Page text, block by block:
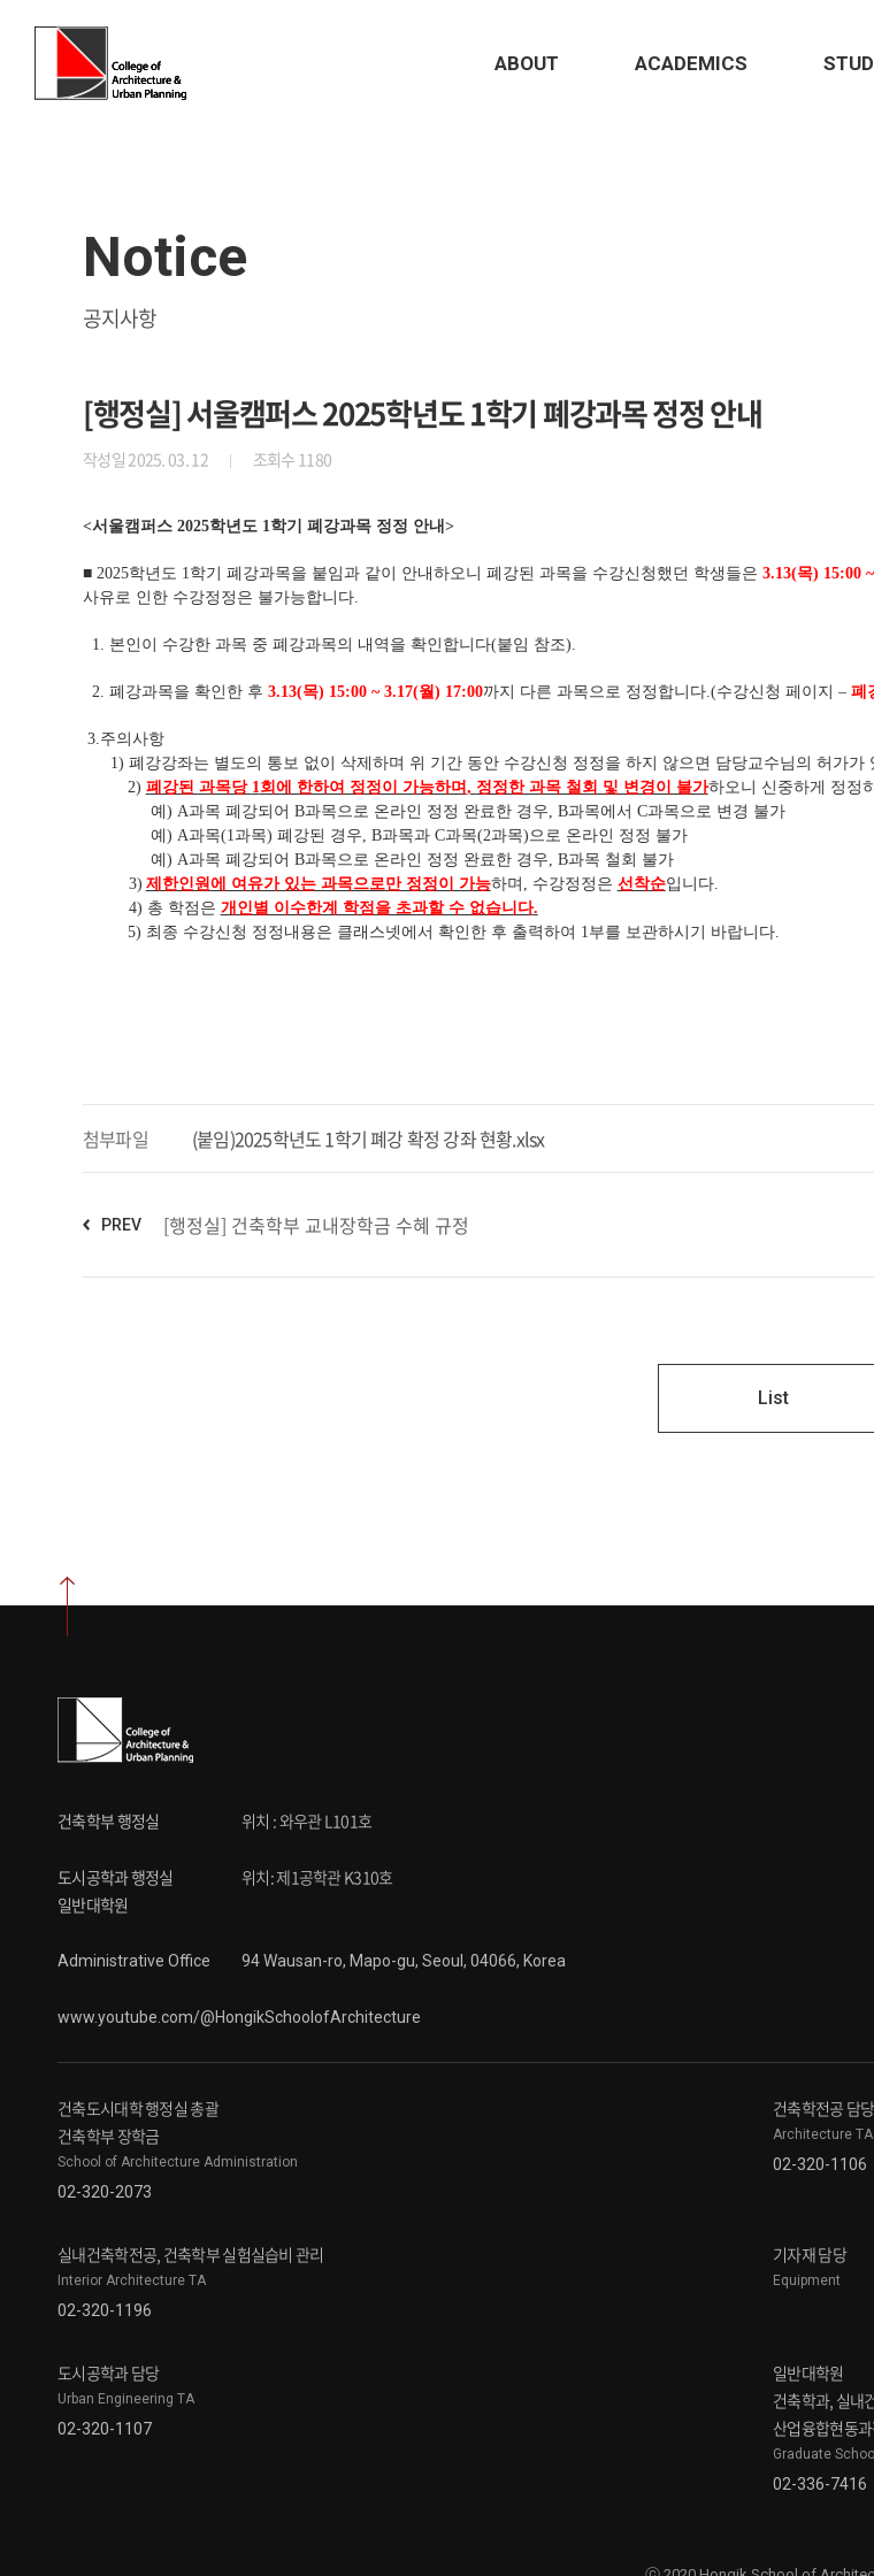
ABOUT ACADEMICS
Notice
공지사항
[행정실] 서울캠퍼스 2025학년도 1학기 폐강과목 정정 안내
작성일 2025. 03. 12 조회수 1180
<서울캠퍼스 2025학년도 1학기 폐강과목 정정 안내 >
■ 2025학년도 1학기 폐강과목을 붙임과 같이 안내하오니 폐강된 과목을 수강신청했던 학생들은 3.13(목) 15:00
사유로 인한 수강정정은 불가능합니다.
1. 본인이 수강한 과목 중 폐강과목의 내역을 확인합니다(붙임 참조).
2. 폐강과목을 확인한 후 3.13(목) 15:00 ~ 3.17(월) 17:00까지 다른 과목으로 정정합니다.(수강신청 페이지 – 폐
3.주의사항
1) 폐강강좌는 별도의 통보 없이 삭제하며 위 기간 동안 수강신청 정정을 하지 않으면 담당교수님의 허가
2) 폐강된 과목당 1회에 한하여 정정이 가능하며 , 정정한 과목 철회 및 변경이 불가하오니 신중하게 정정
예) A과목 폐강되어B과목으로 온라인 정정 완료한 경우, B과목에서C과목으로 변경 불가
예) A과목(1과목)폐강된 경우, B과목과C과목(2과목)으로 온라인 정정 불가
예) A과목 폐강되어B과목으로 온라인 정정 완료한 경우, B과목 철회 불가
3) 제한인원에 여유가 있는 과목으로만 정정이 가능하며 , 수강정정은 선착순입니다.
4) 총 학점은 개인별 이수한계 학점을 초과할 수 없습니다.
5) 최종 수강신청 정정내용은 클래스넷에서 확인한 후 출력하여 1부를 보관하시기 바랍니다.
첨부파일 (붙임)2025학년도 1학기 폐강 확정 강좌 현황.xlsx
PREV [행정실] 건축학부 교내장학금 수혜 규정
List
건축학부 행정실 위치 : 와우관 L101호
도시공학과 행정실
일반대학원
위치: 제1공학관 K310호
Administrative Office 94 Wausan-ro, Mapo-gu, Seoul, 04066, Korea
www.youtube.com/@HongikSchoolofArchitecture
건축도시대학 행정실 총괄
건축학부 장학금
School of Architecture Administration
02-320-2073
건축학전공 담당
Architecture TA
02-320-1106
실내건축학전공, 건축학부 실험실습비 관리
Interior Architecture TA
02-320-1196
기자재 담당
Equipment
도시공학과 담당
Urban Engineering TA
02-320-1107
일반대학원
건축학과, 실내
산업융합현동
Graduate
02-336-7416